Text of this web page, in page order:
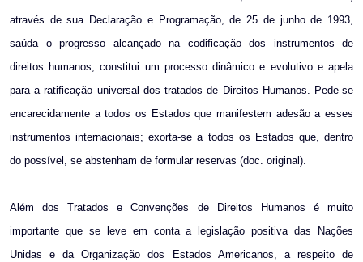
através de sua Declaração e Programação, de 25 de junho de 1993,
saúda o progresso alcançado na codificação dos instrumentos de
direitos humanos, constitui um processo dinâmico e evolutivo e apela
para a ratificação universal dos tratados de Direitos Humanos. Pede-se
encarecidamente a todos os Estados que manifestem adesão a esses
instrumentos internacionais; exorta-se a todos os Estados que, dentro
do possível, se abstenham de formular reservas (doc. original).
Além dos Tratados e Convenções de Direitos Humanos é muito
importante que se leve em conta a legislação positiva das Nações
Unidas e da Organização dos Estados Americanos, a respeito de